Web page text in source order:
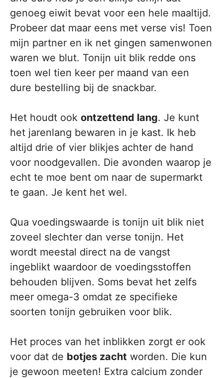
genoeg eiwit bevat voor een hele maaltijd.
Probeer dat maar eens met verse vis! Toen
mijn partner en ik net gingen samenwonen
waren we blut. Tonijn uit blik redde ons
toen wel tien keer per maand van een
dure bestelling bij de snackbar.
Het houdt ook ontzettend lang. Je kunt
het jarenlang bewaren in je kast. Ik heb
altijd drie of vier blikjes achter de hand
voor noodgevallen. Die avonden waarop je
echt te moe bent om naar de supermarkt
te gaan. Je kent het wel.
Qua voedingswaarde is tonijn uit blik niet
zoveel slechter dan verse tonijn. Het
wordt meestal direct na de vangst
ingeblikt waardoor de voedingsstoffen
behouden blijven. Soms bevat het zelfs
meer omega-3 omdat ze specifieke
soorten tonijn gebruiken voor blik.
Het proces van het inblikken zorgt er ook
voor dat de botjes zacht worden. Die kun
je gewoon meeten! Extra calcium zonder